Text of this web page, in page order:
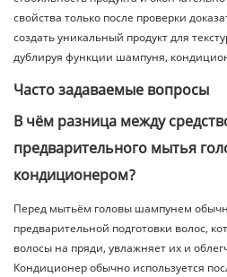
свойства только после проверки
создать уникальный продукт для
дублируя функции шампуня,
Часто задаваемые вопросы
В чём разница между
предварительного мытья
кондиционером?
Перед мытьём головы шампунем
предварительной подготовки волос,
волосы на пряди, увлажняет их и
Кондиционер обычно используется